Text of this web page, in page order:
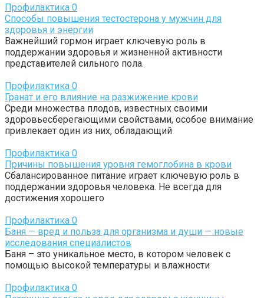
Профилактика 0
Способы повышения тестостерона у мужчин для
здоровья и энергии
Важнейший гормон играет ключевую роль в
поддержании здоровья и жизненной активности
представителей сильного пола.
Профилактика 0
Гранат и его влияние на разжижение крови
Среди множества плодов, известных своими
здоровьесберегающими свойствами, особое внимание
привлекает один из них, обладающий
Профилактика 0
Причины повышения уровня гемоглобина в крови
Сбалансированное питание играет ключевую роль в
поддержании здоровья человека. Не всегда для
достижения хорошего
Профилактика 0
Баня — вред и польза для организма и души — новые
исследования специалистов
Баня – это уникальное место, в котором человек с
помощью высокой температуры и влажности
Профилактика 0